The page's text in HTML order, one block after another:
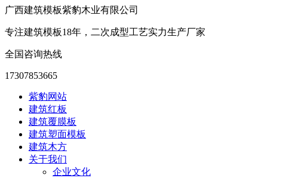
广西建筑模板紫豹木业有限公司
专注建筑模板18年，二次成型工艺实力生产厂家
全国咨询热线
17307853665
紫豹网站
建筑红板
建筑覆膜板
建筑塑面模板
建筑木方
关于我们
企业文化